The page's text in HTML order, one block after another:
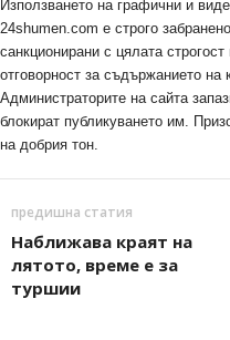
Използването на графични и
24shumen.com е строго
санкционирани с цялата
отговорност за съдържанието на
Администраторите на сайта
блокират публикуването им.
на добрия тон.
предишна статия
Наближава краят на
лятото, време е за
туршии